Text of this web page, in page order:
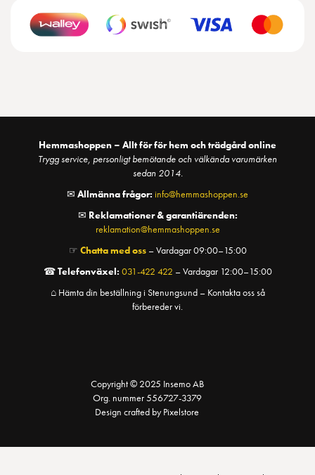
Hemmashoppen – Allt för för hem och trädgård online
Trygg service, personligt bemötande och välkända varumärken
sedan 2014.
✉ Allmänna frågor: info@hemmashoppen.se
✉ Reklamationer & garantiärenden:
reklamation@hemmashoppen.se
☞ Chatta med oss– Vardagar 09:00–15:00
☎Telefonväxel: 031-422 422 – Vardagar 12:00–15:00
⌂ Hämta din beställning i Stenungsund – Kontakta oss så
förbereder vi.
Copyright © 2025 Insemo AB
Org. nummer 556727-3379
Design crafted by Pixelstore